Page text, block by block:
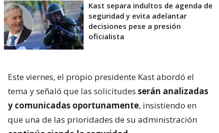
Kast separa indultos de agenda de
seguridad y evita adelantar
decisiones pese a presión
oficialista
Este viernes, el propio presidente Kast abordó el
tema y señaló que las solicitudes serán analizadas
y comunicadas oportunamente, insistiendo en
que una de las prioridades de su administración